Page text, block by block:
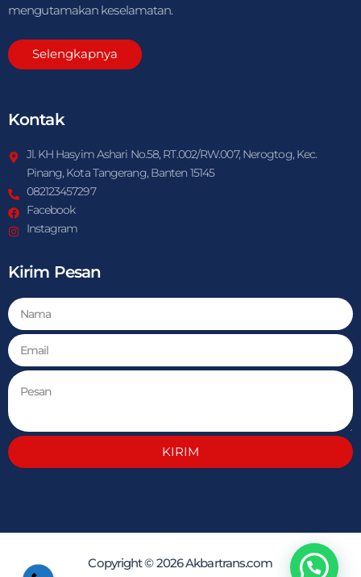
mengutamakan keselamatan.
Selengkapnya
Kontak
Jl. KH Hasyim Ashari No.58, RT.002/RW.007, Nerogtog, Kec.
Pinang, Kota Tangerang, Banten 15145
082123457297
Facebook
Instagram
Kirim Pesan
KIRIM
Copyright © 2026 Akbartrans.com